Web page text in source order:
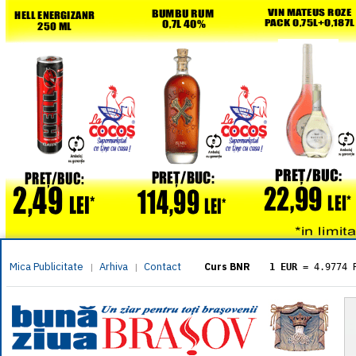
Mica Publicitate | Arhiva | Contact Curs BNR 1 EUR = 4.9774
= 5.8304
1 XAU= 464.4611
1 AED= 1.1933
1 AUD= 2.7957
1 BGN= 2.5449